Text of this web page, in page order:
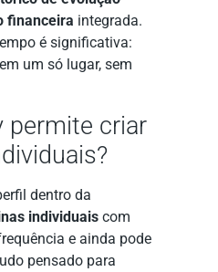
financeira integrada.
é significativa:
um só lugar, sem
permite criar
dentro da
individuais com
e ainda pode
pensado para